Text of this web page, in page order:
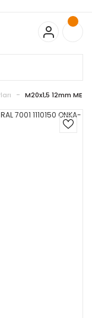
Adet Alımlarda
Üzeri EMKO Ürünleri
Ürünleri
100 Adet
M20x1,5 12mm